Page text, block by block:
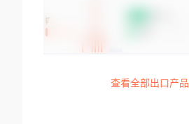
查看全部出口产品